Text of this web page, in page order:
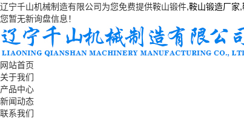
辽宁千山机械制造有限公司为您免费提供鞍山锻件,鞍山锻造厂家
您暂无新询盘信息！
网站首页
关于我们
产品中心
新闻动态
联系我们